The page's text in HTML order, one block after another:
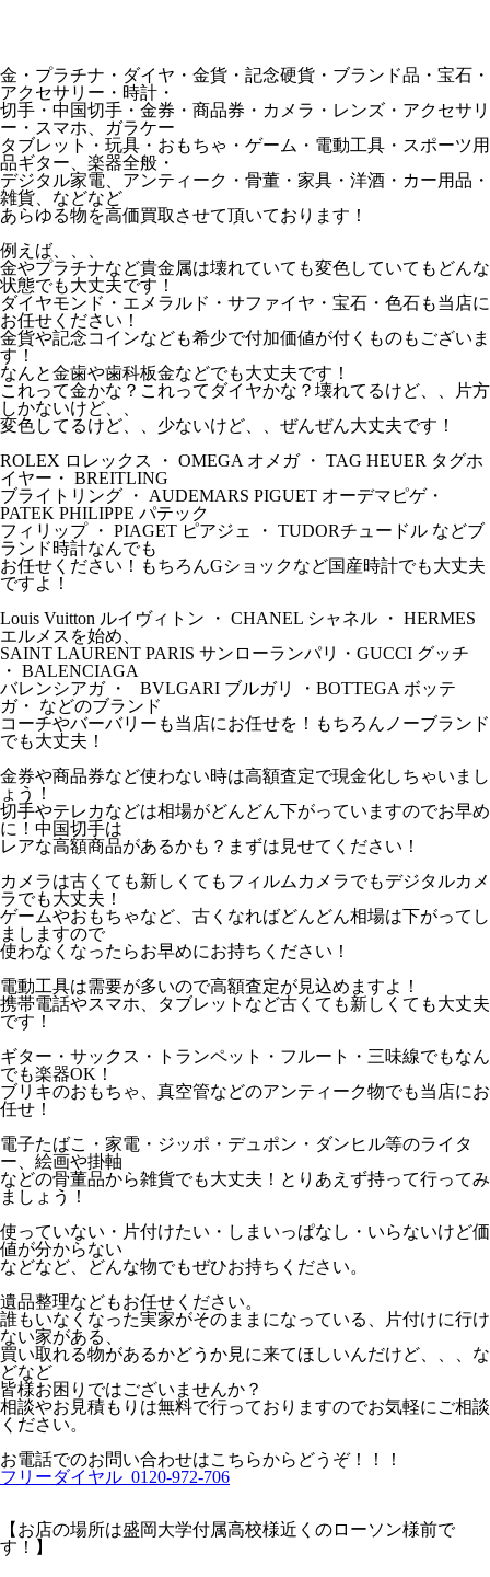
金・プラチナ・ダイヤ・金貨・記念硬貨・ブランド品・宝石・
アクセサリー・時計・
切手・中国切手・金券・商品券・カメラ・レンズ・アクセサリ
ー・スマホ、ガラケー
タブレット・玩具・おもちゃ・ゲーム・電動工具・スポーツ用
品ギター、楽器全般・
デジタル家電、アンティーク・骨董・家具・洋酒・カー用品・
雑貨、などなど
あらゆる物を高価買取させて頂いております！
例えば、、、
金やプラチナなど貴金属は壊れていても変色していてもどんな
状態でも大丈夫です！
ダイヤモンド・エメラルド・サファイヤ・宝石・色石も当店に
お任せください！
金貨や記念コインなども希少で付加価値が付くものもございま
す！
なんと金歯や歯科板金などでも大丈夫です！
これって金かな？これってダイヤかな？壊れてるけど、、片方
しかないけど、、
変色してるけど、、少ないけど、、ぜんぜん大丈夫です！
ROLEX ロレックス ・ OMEGA オメガ ・ TAG HEUER タグホ
イヤー・ BREITLING
ブライトリング ・ AUDEMARS PIGUET オーデマピゲ・
PATEK PHILIPPE パテック
フィリップ ・ PIAGET ピアジェ ・ TUDORチュードル などブ
ランド時計なんでも
お任せください！もちろんGショックなど国産時計でも大丈夫
ですよ！
Louis Vuitton ルイヴィトン ・ CHANEL シャネル ・ HERMES
エルメスを始め、
SAINT LAURENT PARIS サンローランパリ・GUCCI グッチ
・ BALENCIAGA
バレンシアガ ・ BVLGARI ブルガリ ・BOTTEGA ボッテ
ガ・ などのブランド
コーチやバーバリーも当店にお任せを！もちろんノーブランド
でも大丈夫！
金券や商品券など使わない時は高額査定で現金化しちゃいまし
ょう！
切手やテレカなどは相場がどんどん下がっていますのでお早め
に！中国切手は
レアな高額商品があるかも？まずは見せてください！
カメラは古くても新しくてもフィルムカメラでもデジタルカメ
ラでも大丈夫！
ゲームやおもちゃなど、古くなればどんどん相場は下がってし
ましますので
使わなくなったらお早めにお持ちください！
電動工具は需要が多いので高額査定が見込めますよ！
携帯電話やスマホ、タブレットなど古くても新しくても大丈夫
です！
ギター・サックス・トランペット・フルート・三味線でもなん
でも楽器OK！
ブリキのおもちゃ、真空管などのアンティーク物でも当店にお
任せ！
電子たばこ・家電・ジッポ・デュポン・ダンヒル等のライタ
ー、絵画や掛軸
などの骨董品から雑貨でも大丈夫！とりあえず持って行ってみ
ましょう！
使っていない・片付けたい・しまいっぱなし・いらないけど価
値が分からない
などなど、どんな物でもぜひお持ちください。
遺品整理などもお任せください。
誰もいなくなった実家がそのままになっている、片付けに行け
ない家がある、
買い取れる物があるかどうか見に来てほしいんだけど、、、な
どなど
皆様お困りではございませんか？
相談やお見積もりは無料で行っておりますのでお気軽にご相談
ください。
お電話でのお問い合わせはこちらからどうぞ！！！
フリーダイヤル 0120-972-706
【お店の場所は盛岡大学付属高校様近くのローソン様前で
す！】